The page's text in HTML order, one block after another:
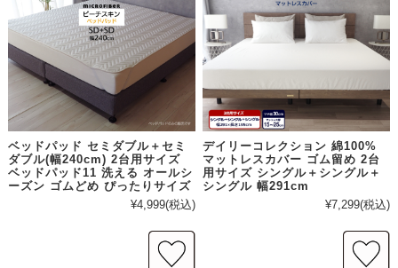
ベッドパッド セミダブル＋セミ
ダブル(幅240cm) 2台用サイズ
ベッドパッド11 洗える オールシ
ーズン ゴムどめ ぴったりサイズ
¥4,999(税込)
デイリーコレクション 綿100%
マットレスカバー ゴム留め 2台
用サイズ シングル＋シングル＋
シングル 幅291cm
¥7,299(税込)